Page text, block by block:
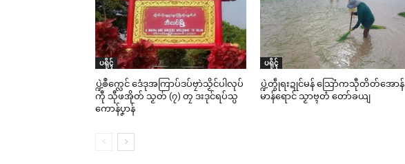
ပရိုၚ်
ပ္ဍဲၜဳက္လေင် ဒေံဒုအကြာပ်ဒပ်ဗၠာဲသၟိင်ပါလုပ်
ကီု သီုဖအိုတ် သၟတ် (၇) တၠ ဒးဒုင်ရပ်သ္ပ
ကောန်ပၞာန်
ပရိုၚ်
ပ္ဍဲတွဵုရးဍုင်မန် သြောံကသီုတိတ်အောန်
မာန်ရောင် သၟာဗ္ၚတံ တော်ခယျ